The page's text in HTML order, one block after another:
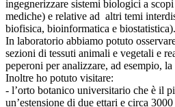
ingegnerizzare sistemi biologici a
mediche) e relative ad altri temi
biofisica, bioinformatica e biostatistica).
In laboratorio abbiamo potuto
sezioni di tessuti animali e vegetali e
peperoni per analizzare, ad esempio,
Inoltre ho potuto visitare:
- l’orto botanico universitario che è il
un’estensione di due ettari e circa